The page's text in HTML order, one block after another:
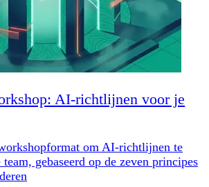
AI-richtlijnen voor je
om AI-richtlijnen te
gebaseerd op de zeven principes